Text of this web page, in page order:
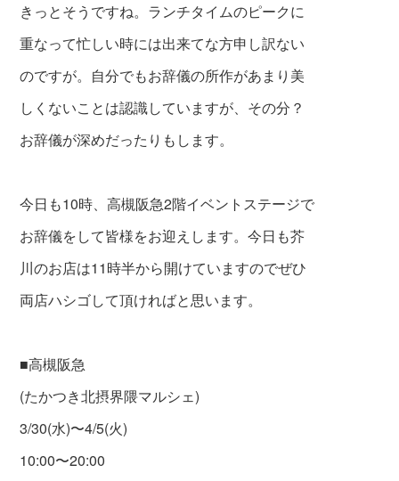
きっとそうですね。ランチタイムのピークに
重なって忙しい時には出来てな方申し訳ない
のですが。自分でもお辞儀の所作があまり美
しくないことは認識していますが、その分？
お辞儀が深めだった りもします。
今日も10時、高槻阪急2階イベントステージで
お辞儀をして皆様をお迎えします。今日も芥
川のお店は11時半から開けていますのでぜひ
両店ハシゴして頂ければと思います。
■高槻阪急
(たかつき北摂界隈マルシェ)
3/30(水)〜4/5(火)
10:00〜20:00